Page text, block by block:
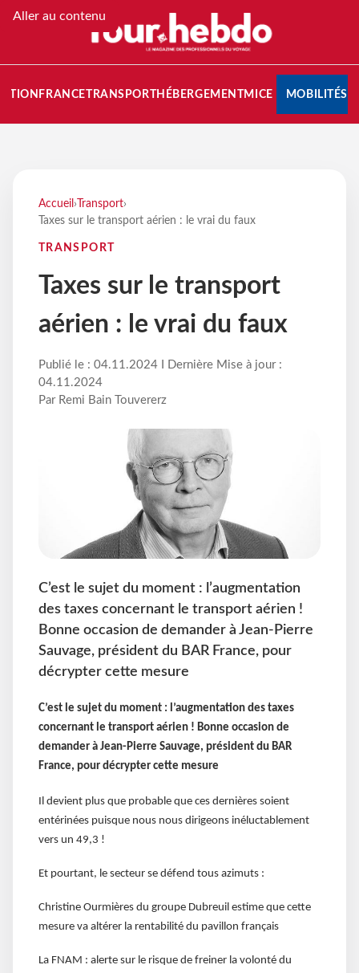
Aller au contenu
FRANCETRANSPORT HÉBERGEMENTMICE MOBILITÉS
Accueil › Transport›
Taxes sur le transport aérien : le vrai du faux
TRANSPORT
Taxes sur le transport
aérien : le vrai du faux
Publié le : 04.11.2024 I Dernière Mise à jour :
04.11.2024
Par Remi Bain Touvererz
C’est le sujet du moment : l’augmentation
des taxes concernant le transport aérien !
Bonne occasion de demander à Jean-Pierre
Sauvage, président du BAR France, pour
décrypter cette mesure
C’est le sujet du moment : l’augmentation des taxes
concernant le transport aérien ! Bonne occasion de
demander à Jean-Pierre Sauvage, président du BAR
France, pour décrypter cette mesure
Il devient plus que probable que ces dernières soient
entérinées puisque nous nous dirigeons inéluctablement
vers un 49,3 !
Et pourtant, le secteur se défend tous azimuts :
Christine Ourmières du groupe Dubreuil estime que cette
mesure va altérer la rentabilité du pavillon français
La FNAM : alerte sur le risque de freiner la volonté du